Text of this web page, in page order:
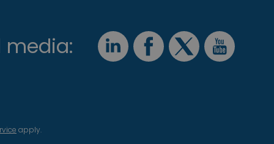
media:
apply.